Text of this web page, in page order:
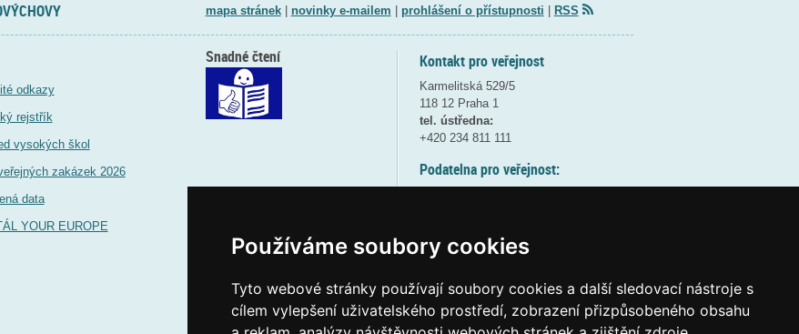
Používáme soubory cookies
Tyto webové stránky používají soubory cookies a další sledovací nástroje s
cílem vylepšení uživatelského prostředí, zobrazení přizpůsobeného obsahu
mapa stránek| novinky e-mailem prohlášení o přístupnosti RSS
odkazy
rejstřík
vysokých škol
zakázek 2026
data
YOUR EUROPE
Kontakt pro veřejnost
Karmelitská 529/5
118 12 Praha 1
tel. ústředna:
+420 234 811 111
Podatelna pro veřejnost:
(více informací
Elektronická podatelna:
Snadné čtení